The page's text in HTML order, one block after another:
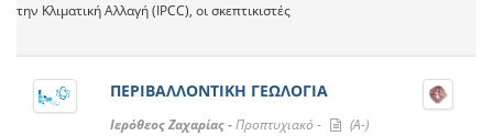
την Κλιματική Αλλαγή (IPCC), οι σκεπτικιστές
ΠΕΡΙΒΑΛΛΟΝΤΙΚΗ ΓΕΩΛΟΓΙΑ
Ιερόθεος Ζαχαρίας -Προπτυχιακό -
(A-)